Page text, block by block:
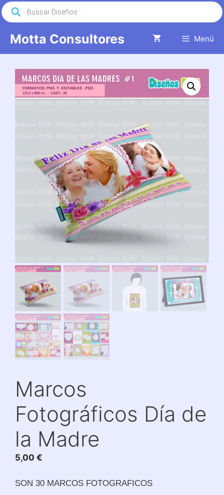
Saltar
al
Motta Consultores Menú
Búsqueda
de
productos
Marcos
Fotográficos Día de
la Madre
5,00 €
SON 30 MARCOS FOTOGRAFICOS